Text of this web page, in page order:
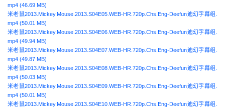
mp4 (46.69 MB)
米老鼠2013.Mickey.Mouse.2013.S04E05.WEB-HR.720p.Chs.Eng-Deefun迪幻字幕组.
mp4 (50.01 MB)
米老鼠2013.Mickey.Mouse.2013.S04E06.WEB-HR.720p.Chs.Eng-Deefun迪幻字幕组.
mp4 (49.94 MB)
米老鼠2013.Mickey.Mouse.2013.S04E07.WEB-HR.720p.Chs.Eng-Deefun迪幻字幕组.
mp4 (49.87 MB)
米老鼠2013.Mickey.Mouse.2013.S04E08.WEB-HR.720p.Chs.Eng-Deefun迪幻字幕组.
mp4 (50.03 MB)
米老鼠2013.Mickey.Mouse.2013.S04E09.WEB-HR.720p.Chs.Eng-Deefun迪幻字幕组.
mp4 (50.01 MB)
米老鼠2013.Mickey.Mouse.2013.S04E10.WEB-HR.720p.Chs.Eng-Deefun迪幻字幕组.